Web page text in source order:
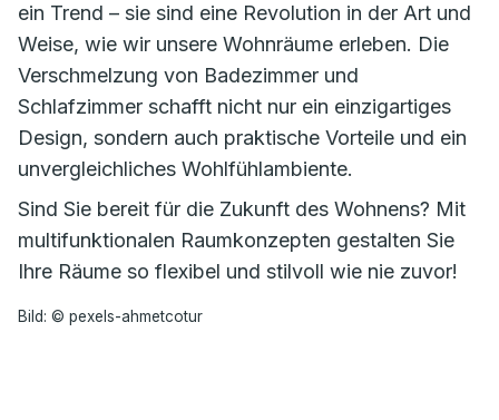
ein Trend – sie sind eine Revolution in der Art und
Weise, wie wir unsere Wohnräume erleben. Die
Verschmelzung von Badezimmer und
Schlafzimmer schafft nicht nur ein einzigartiges
Design, sondern auch praktische Vorteile und ein
unvergleichliches Wohlfühlambiente.
Sind Sie bereit für die Zukunft des Wohnens? Mit
multifunktionalen Raumkonzepten gestalten Sie
Ihre Räume so flexibel und stilvoll wie nie zuvor!
Bild: © pexels-ahmetcotur